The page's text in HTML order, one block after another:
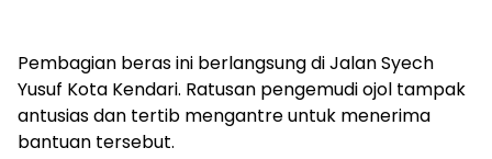
Pembagian beras ini berlangsung di Jalan Syech
Yusuf Kota Kendari. Ratusan pengemudi ojol tampak
antusias dan tertib mengantre untuk menerima
bantuan tersebut.